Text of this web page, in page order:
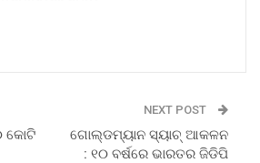
କୋଟି
NEXT POST
ଗୋଲ୍ଡମ୍ୟାନ ସ୍ୟାଚ୍ ଆକଳନ
: ୧୦ ବର୍ଷରେ ଭାରତର ଜିଡିପି